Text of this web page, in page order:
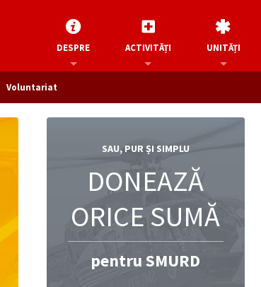
DESPRE ACTIVITĂȚI UNITĂȚI
Voluntariat
SAU, PUR ȘI SIMPLU
DONEAZĂ
ORICE SUMĂ
pentru SMURD